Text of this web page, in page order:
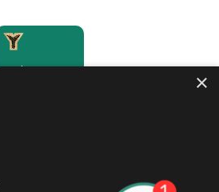
Katkonta
×